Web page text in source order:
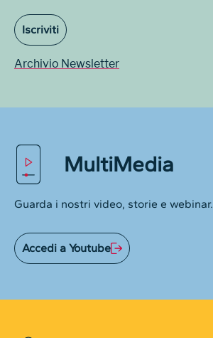
Iscriviti
Archivio Newsletter
MultiMedia
Guarda i nostri video, storie e webinar.
Accedi a Youtube